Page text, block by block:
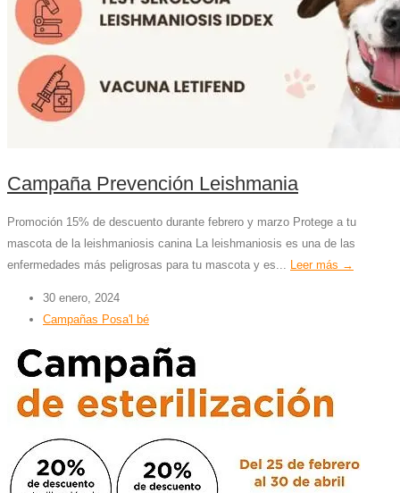
Campaña Prevención Leishmania
Promoción 15% de descuento durante febrero y marzo Protege a tu
mascota de la leishmaniosis canina La leishmaniosis es una de las
enfermedades más peligrosas para tu mascota y es...
Leer más →
30 enero, 2024
Campañas Posa'l bé